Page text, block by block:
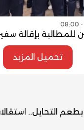
للمطالبة بإقالة
تحميل المزيد
التحايل..